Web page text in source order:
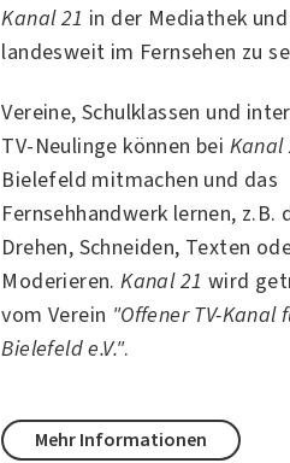
Kanal 21 in der Mediathek und
landesweit im Fernsehen zu
Vereine, Schulklassen und
TV-Neulinge können bei Kanal
Bielefeld mitmachen und das
Fernsehhandwerk lernen, z.B.
Drehen, Schneiden, Texten
Moderieren.Kanal 21 wird
vom Verein "Offener TV-Kanal
Bielefeld e.V.".
Mehr Informationen